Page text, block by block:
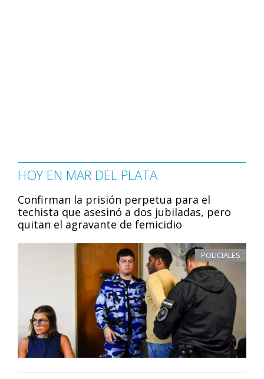
HOY EN MAR DEL PLATA
Confirman la prisión perpetua para el
techista que asesinó a dos jubiladas, pero
quitan el agravante de femicidio
POLICIALES